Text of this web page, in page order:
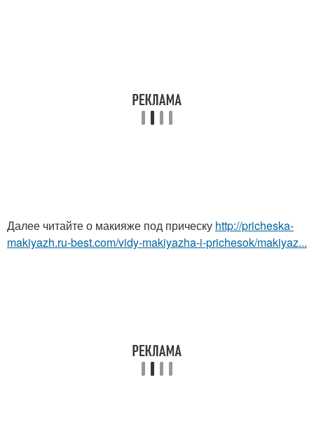
Далее читайте о макияже под прическу http://pricheska-
makiyazh.ru-best.com/vidy-makiyazha-i-prichesok/makiyaz...